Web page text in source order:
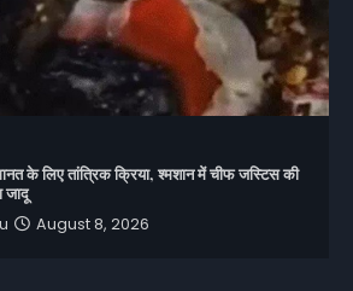
के लिए तांत्रिक क्रिया, श्मशान में चीफ जस्टिस की
जादू
August 8, 2026